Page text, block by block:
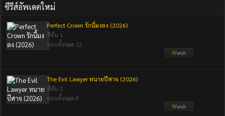
ซีรีส์อัพเดตใหม่
Perfect Crown รักนี้มงลง (2026)
ซีซัน 1
ตอนทั้งหมด 12
The Evil Lawyer ทนายปีศาจ (2026)
ซีซัน 1
ตอนทั้งหมด 8